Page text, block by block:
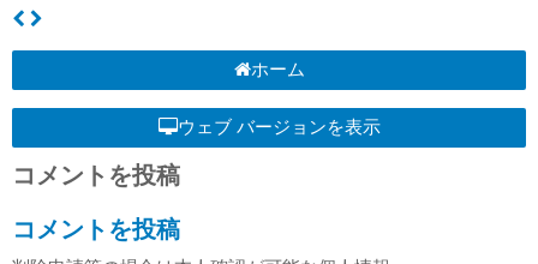
ホーム
ウェブ バージョンを表示
コメントを投稿
コメントを投稿